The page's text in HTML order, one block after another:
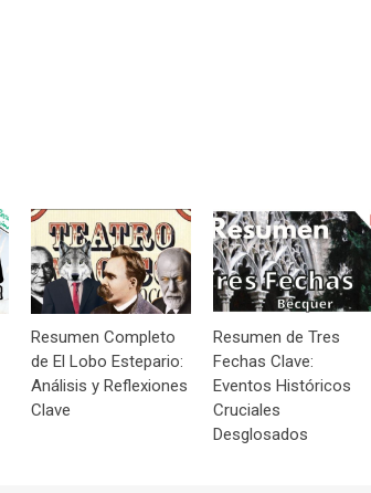
Resumen Completo
de El Lobo Estepario:
Análisis y Reflexiones
Clave
Resumen de Tres
Fechas Clave:
Eventos Históricos
Cruciales
Desglosados